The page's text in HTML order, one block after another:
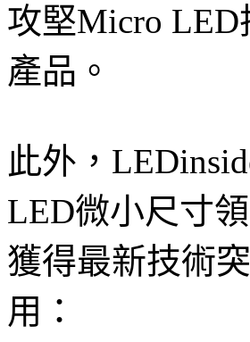
攻堅Micro
產品。
此外，
LED微小尺寸
獲得最新技術
用：